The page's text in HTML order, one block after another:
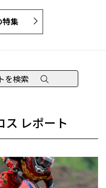
特集
を検索
ス レポート